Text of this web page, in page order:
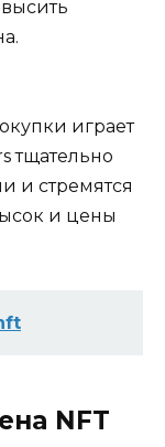
играет
тщательно
и стремятся
и цены
NFT